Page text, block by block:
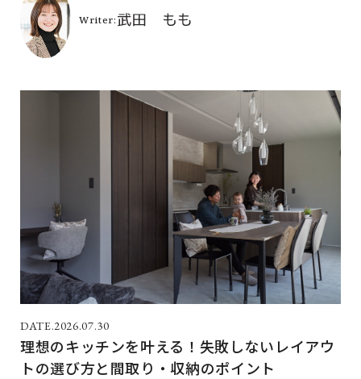
2026.07.30
理想のキッチンを叶える！失敗しないレイアウ
トの選び方と間取り・収納のポイント